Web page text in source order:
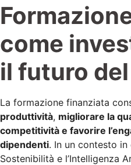
come
il futuro
La formazione finanziata
produttività, migliorare la
competitività e favorire
dipendenti. In un contesto
Sostenibilità e l’Intelligenza